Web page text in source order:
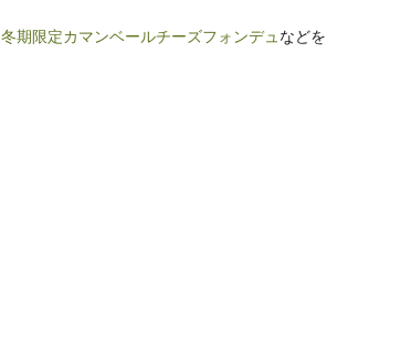
冬期限定カマンベールチーズフォンデュ などを